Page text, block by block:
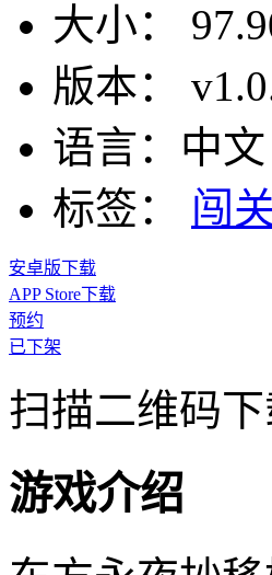
大小：
版本：
语言： 中文
标签：
闯
安卓版下载
APP Store下载
预约
已下架
扫描二维码
游戏介绍